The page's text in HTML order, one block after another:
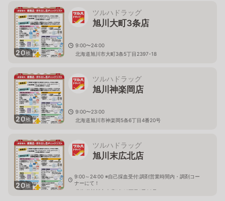
20枚
ツルハドラッグ
旭川大町3条店
9:00〜24:00
北海道旭川市大町3条5丁目2397-18
20枚
ツルハドラッグ
旭川神楽岡店
9:00〜23:00
北海道旭川市神楽岡5条6丁目4番20号
20枚
ツルハドラッグ
旭川末広北店
9:00～24:00 ※自己採血受付:調剤営業時間内・調剤コー
ナーにて！
北海道旭川市末広1条10丁目1番20号